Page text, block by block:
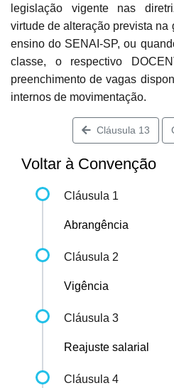
legislação vigente nas
virtude de alteração prevista na
ensino do SENAI-SP, ou
classe, o respectivo
preenchimento de vagas
internos de movimentação.
Cláusula 13
Voltar à Convenção
Cláusula 1
Abrangência
Cláusula 2
Vigência
Cláusula 3
Reajuste salarial
Cláusula 4